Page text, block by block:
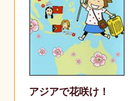
アジアで花咲け！